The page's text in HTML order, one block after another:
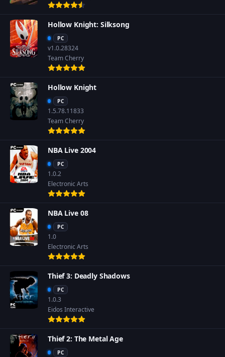
Hollow Knight: Silksong
PC
v1.0.28324
Team Cherry
Hollow Knight
PC
1.5.78.11833
Team Cherry
NBA Live 2004
PC
1.0.2
Electronic Arts
NBA Live 08
PC
1.0
Electronic Arts
Thief 3: Deadly Shadows
PC
1.0.3
Eidos Interactive
Thief 2: The Metal Age
PC